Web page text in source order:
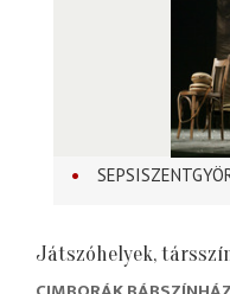
Játszóhelyek,